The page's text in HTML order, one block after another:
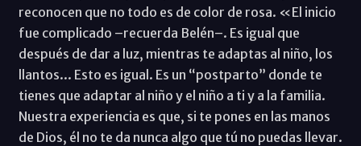
reconocen que no todo es de color de rosa. «El inicio
fue complicado –recuerda Belén–. Es igual que
después de dar a luz, mientras te adaptas al niño, los
llantos... Esto es igual. Es un “postparto” donde te
tienes que adaptar al niño y el niño a ti y a la familia.
Nuestra experiencia es que, si te pones en las manos
de Dios, él no te da nunca algo que tú no puedas llevar.